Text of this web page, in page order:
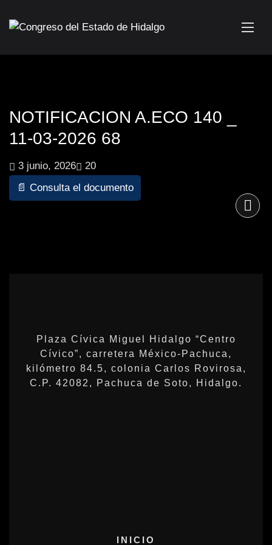
NOTIFICACION A.ECO 140 _
11-03-2026 68
3 junio, 2026
20
📄 Consulta el documento
Plaza Cívica Miguel Hidalgo “Centro
Cívico”, carretera México-Pachuca,
kilómetro 84.5, colonia Carlos Rovirosa,
C.P. 42082, Pachuca de Soto, Hidalgo.
INICIO